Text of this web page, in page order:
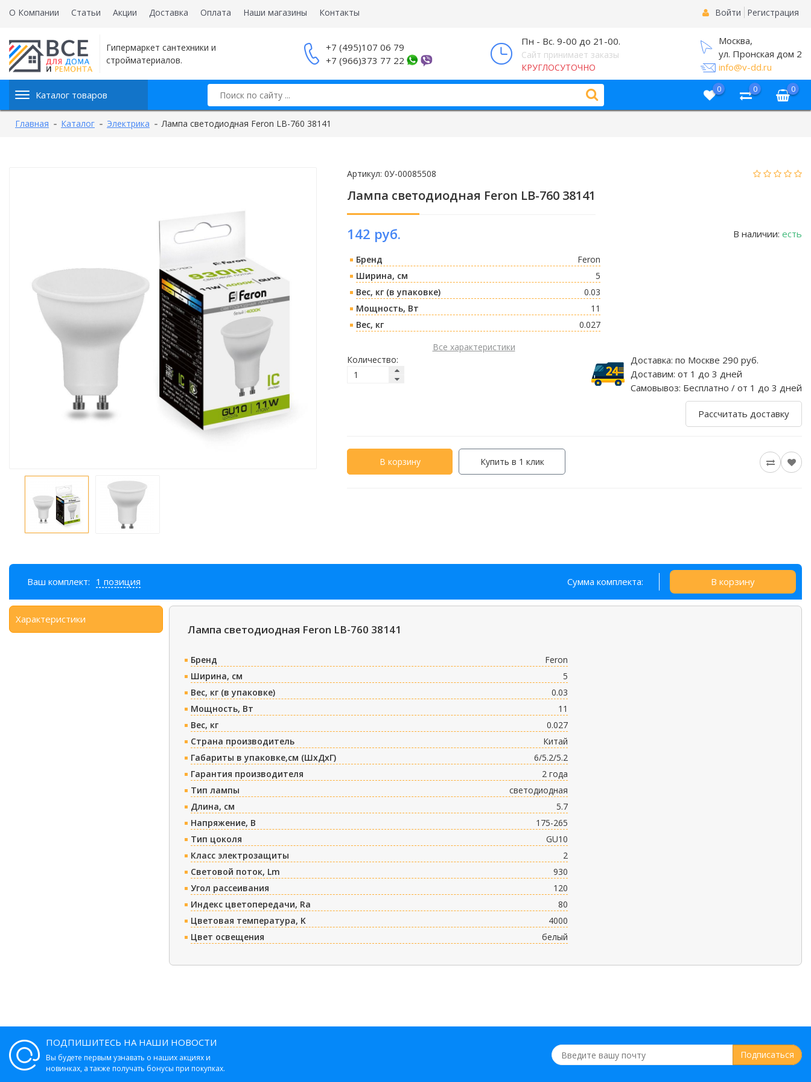
О Компании Статьи Акции Доставка Оплата Наши магазины Контакты Войти Регистрация
Гипермаркет сантехники и
стройматериалов.
+7 (495)107 06 79
+7 (966)373 77 22
Пн - Вс. 9-00 до 21-00.
Сайт принимает заказы
КРУГЛОСУТОЧНО
Москва,
ул. Пронская дом 2
info@v-dd.ru
Каталог товаров 0 0 0
Главная Каталог Электрика Лампа светодиодная Feron LB-760 38141
Артикул: 0У-00085508
Лампа светодиодная Feron LB-760 38141
142 руб. В наличии: есть
Бренд
Feron
Ширина, см
5
Вес, кг (в упаковке)
0.03
Мощность, Вт
11
Вес, кг
0.027
Все характеристики
Количество:
Доставка: по Москве 290 руб.
Доставим: от 1 до 3 дней
Самовывоз: Бесплатно / от 1 до 3 дней
Рассчитать доставку
В корзину Купить в 1 клик
Ваш комплект: 1 позиция Сумма комплекта: В корзину
Характеристики
Лампа светодиодная Feron LB-760 38141
Бренд
Feron
Ширина, см
5
Вес, кг (в упаковке)
0.03
Мощность, Вт
11
Вес, кг
0.027
Страна производитель
Китай
Габариты в упаковке,см (ШxДxГ)
6/5.2/5.2
Гарантия производителя
2 года
Тип лампы
светодиодная
Длина, см
5.7
Напряжение, В
175-265
Тип цоколя
GU10
Класс электрозащиты
2
Световой поток, Lm
930
Угол рассеивания
120
Индекс цветопередачи, Ra
80
Цветовая температура, K
4000
Цвет освещения
белый
ПОДПИШИТЕСЬ НА НАШИ НОВОСТИ
Вы будете первым узнавать о наших акциях и
новинках, а также получать бонусы при покупках.